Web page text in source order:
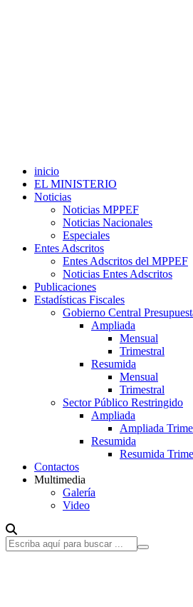
inicio
EL MINISTERIO
Noticias
Noticias MPPEF
Noticias Nacionales
Especiales
Entes Adscritos
Entes Adscritos del MPPEF
Noticias Entes Adscritos
Publicaciones
Estadísticas Fiscales
Gobierno Central
Ampliada
Mensual
Trimestral
Resumida
Mensual
Trimestral
Sector Público Restringido
Ampliada
Ampliada
Resumida
Resumida
Contactos
Multimedia
Galería
Video